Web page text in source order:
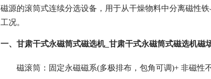
磁源的滚筒式连续分选设备，用于从干燥物料中分离磁性
工况。
一、甘肃干式永磁筒式磁选机_甘肃干式永磁筒式磁选机磁
磁滚筒：固定永磁磁系(多极排布，包角可调)+ 非磁性